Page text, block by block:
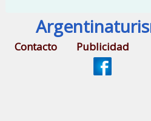
Contacto Publicidad